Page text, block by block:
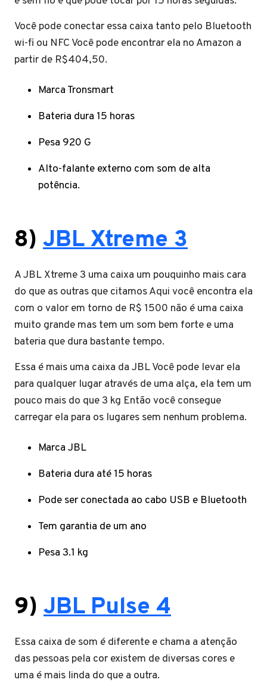
Você pode conectar essa caixa tanto pelo Bluetooth
wi-fi ou NFC Você pode encontrar ela no Amazon a
partir de R$404,50.
Marca Tronsmart
Bateria dura 15 horas
Pesa 920 G
Alto-falante externo com som de alta
potência.
8) JBL Xtreme 3
A JBL Xtreme 3 uma caixa um pouquinho mais cara
do que as outras que citamos Aqui você encontra ela
com o valor em torno de R$ 1500 não é uma caixa
muito grande mas tem um som bem forte e uma
bateria que dura bastante tempo.
Essa é mais uma caixa da JBL Você pode levar ela
para qualquer lugar através de uma alça, ela tem um
pouco mais do que 3 kg Então você consegue
carregar ela para os lugares sem nenhum problema.
Marca JBL
Bateria dura até 15 horas
Pode ser conectada ao cabo USB e Bluetooth
Tem garantia de um ano
Pesa 3.1 kg
9) JBL Pulse 4
Essa caixa de som é diferente e chama a atenção
das pessoas pela cor existem de diversas cores e
uma é mais linda do que a outra.